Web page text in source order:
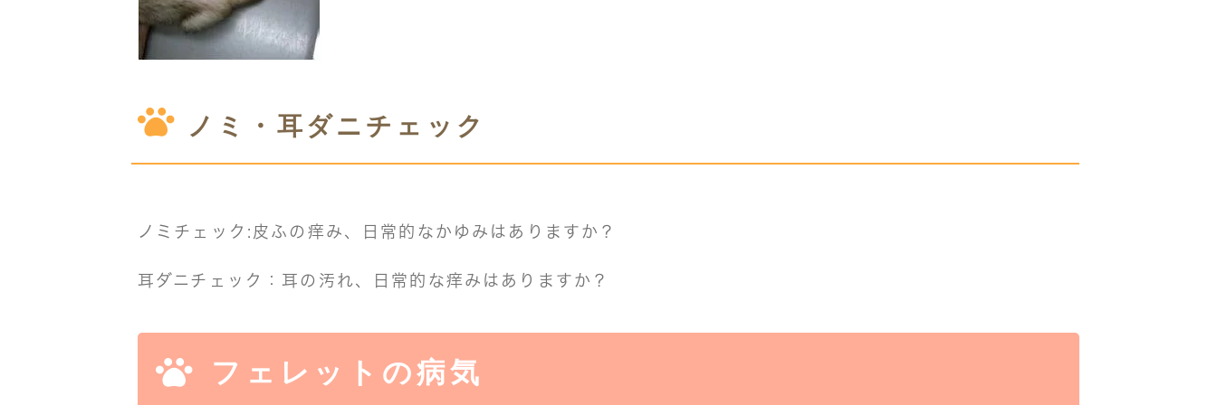
ノミ・耳ダニチェック
ノミチェック :皮ふの痒み、日常的なかゆみはありますか？
耳ダニチェック ：耳の汚れ、日常的な痒みはありますか？
フェレットの病気